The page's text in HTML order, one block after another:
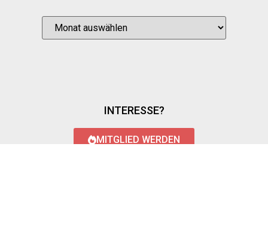
INTERESSE?
MITGLIED WERDEN